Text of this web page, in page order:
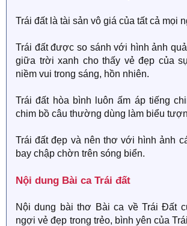
Trái đất là tài sản vô giá của tất cả mọi
Trái đất được so sánh với hình ảnh
giữa trời xanh cho thấy vẻ đẹp của
niềm vui trong sáng, hồn nhiên.
Trái đất hòa bình luôn ấm áp tiếng
chim bồ câu thường dùng làm biểu
Trái đất đẹp và nên thơ với hình ảnh
bay chập chờn trên sóng biển.
Nội dung Bài ca Trái đất​
Nội dung bài thơ Bài ca về Trái Đất
ngợi vẻ đẹp trong trẻo, bình yên của